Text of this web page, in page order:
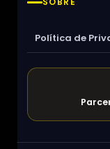
Política de